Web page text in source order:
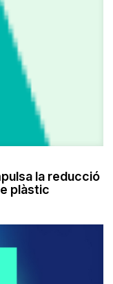
la reducció
plàstic